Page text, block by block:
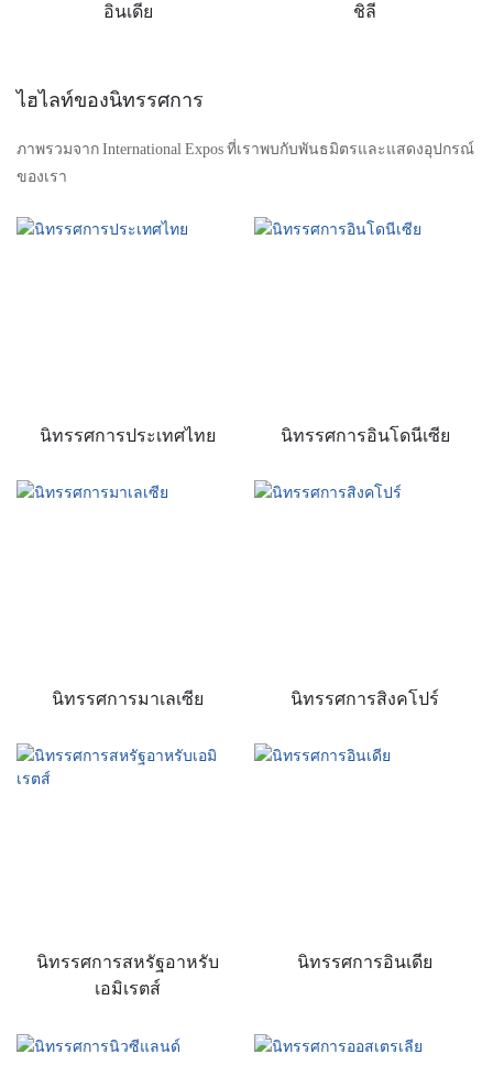
อินเดีย ชิลี
ไฮไลท์ของนิทรรศการ
ภาพรวมจาก International Expos ที่เราพบกับพันธมิตรและแสดงอุปกรณ์
ของเรา
นิทรรศการประเทศไทย นิทรรศการอินโดนีเซีย
นิทรรศการมาเลเซีย นิทรรศการสิงคโปร์
นิทรรศการสหรัฐอาหรับ
เอมิเรตส์
นิทรรศการอินเดีย